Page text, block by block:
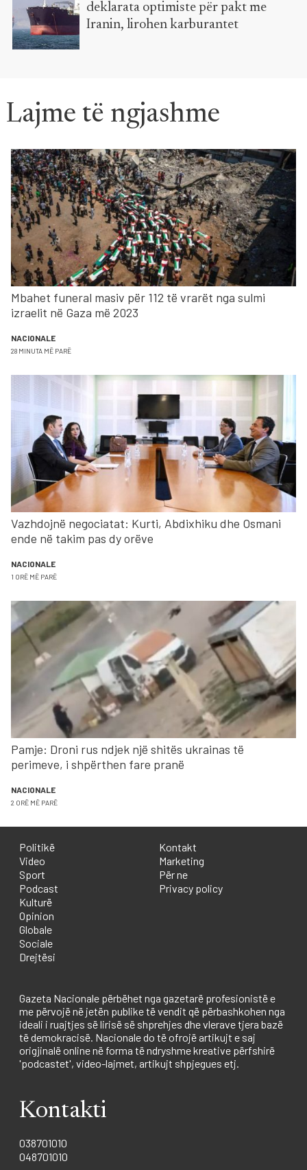
deklarata optimiste për pakt me
Iranin, lirohen karburantet
Lajme të ngjashme
Mbahet funeral masiv për 112 të vrarët nga sulmi
izraelit në Gaza më 2023
NACIONALE
28 MINUTA MË PARË
Vazhdojnë negociatat: Kurti, Abdixhiku dhe Osmani
ende në takim pas dy orëve
NACIONALE
1 ORË MË PARË
Pamje: Droni rus ndjek një shitës ukrainas të
perimeve, i shpërthen fare pranë
NACIONALE
2 ORË MË PARË
Politikë
Video
Sport
Podcast
Kulturë
Opinion
Globale
Sociale
Drejtësi
Kontakt
Marketing
Për ne
Privacy policy
Gazeta Nacionale përbëhet nga gazetarë profesionistë e
me përvojë në jetën publike të vendit që përbashkohen nga
ideali i ruajtjes së lirisë së shprehjes dhe vlerave tjera bazë
të demokracisë. Nacionale do të ofrojë artikujt e saj
origjinalë online në forma të ndryshme kreative përfshirë
'podcastet', video-lajmet, artikujt shpjegues etj.
Kontakti
038701010
048701010